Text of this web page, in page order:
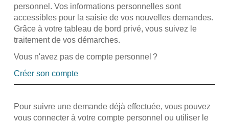
personnel. Vos informations personnelles sont
accessibles pour la saisie de vos nouvelles demandes.
Grâce à votre tableau de bord privé, vous suivez le
traitement de vos démarches.
Vous n'avez pas de compte personnel ?
Créer son compte
Pour suivre une demande déjà effectuée, vous pouvez
vous connecter à votre compte personnel ou utiliser le